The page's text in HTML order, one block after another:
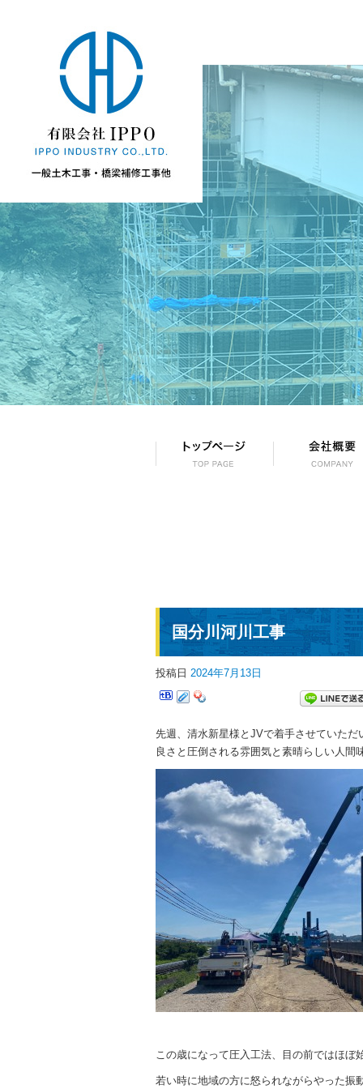
国分川河川工事
投稿日 2024年7月13日
先週、清水新星様とJVで着手させていた
良さと圧倒される雰囲気と素晴らしい人間
この歳になって圧入工法、目の前ではほぼ
若い時に地域の方に怒られながらやった振